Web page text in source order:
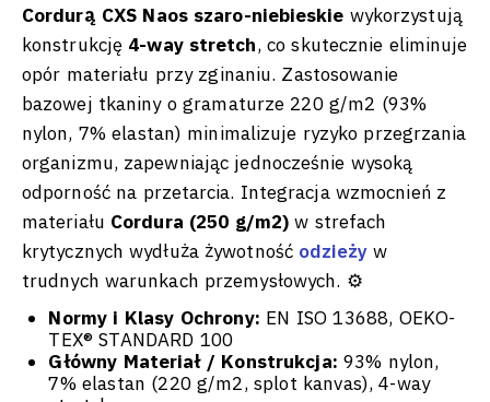
Cordurą CXS Naos szaro-niebieskie wykorzystują
konstrukcję 4-way stretch, co skutecznie eliminuje
opór materiału przy zginaniu. Zastosowanie
bazowej tkaniny o gramaturze 220 g/m2 (93%
nylon, 7% elastan) minimalizuje ryzyko przegrzania
organizmu, zapewniając jednocześnie wysoką
odporność na przetarcia. Integracja wzmocnień z
materiału Cordura (250 g/m2) w strefach
krytycznych wydłuża żywotność odzieżyw
trudnych warunkach przemysłowych. ⚙️
Normy i Klasy Ochrony: EN ISO 13688, OEKO-
TEX® STANDARD 100
Główny Materiał / Konstrukcja: 93% nylon,
7% elastan (220 g/m2, splot kanvas), 4-way